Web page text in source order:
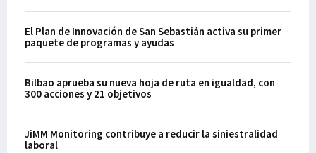
El Plan de Innovación de San Sebastián activa su primer
paquete de programas y ayudas
Bilbao aprueba su nueva hoja de ruta en igualdad, con
300 acciones y 21 objetivos
JiMM Monitoring contribuye a reducir la siniestralidad
laboral